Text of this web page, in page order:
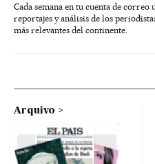
Cada semana en tu cuenta de correo
reportajes y análisis de los
más relevantes del continente.
Arquivo